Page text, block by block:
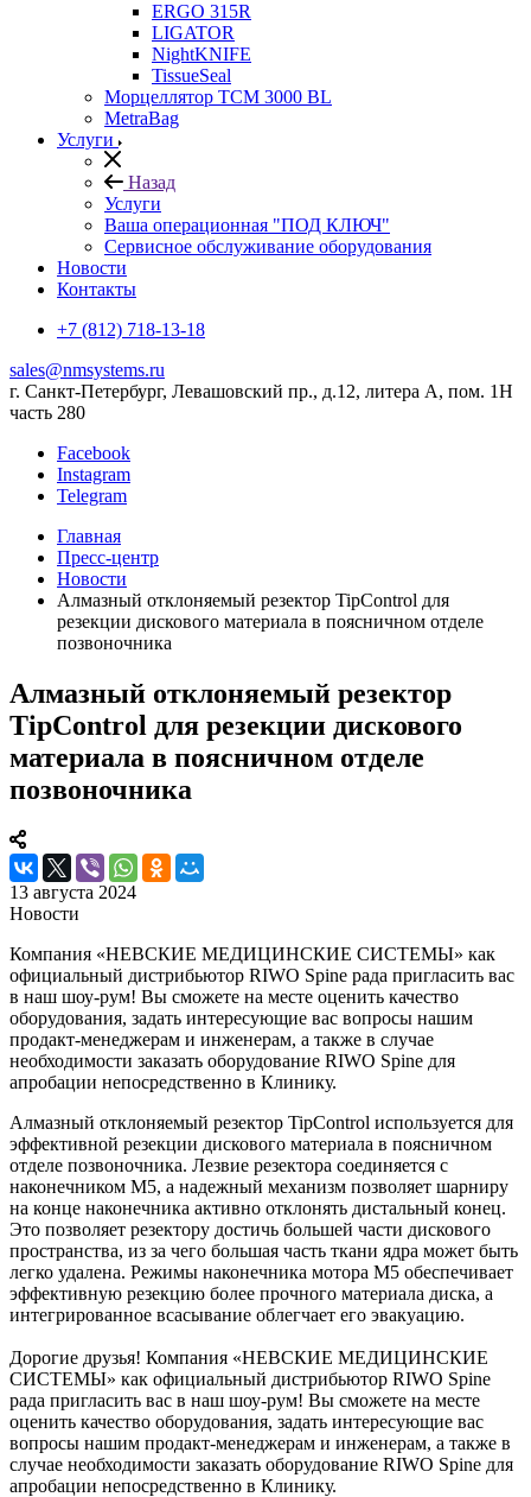
ERGO 315R
LIGATOR
NightKNIFE
TissueSeal
Морцеллятор ТСМ 3000 BL
MetraBag
Услуги
Назад
Услуги
Ваша операционная "ПОД КЛЮЧ"
Сервисное обслуживание оборудования
Новости
Контакты
+7 (812) 718-13-18
sales@nmsystems.ru
г. Санкт-Петербург, Левашовский пр., д.12, литера А, пом. 1Н
часть 280
Facebook
Instagram
Telegram
Главная
Пресс-центр
Новости
Алмазный отклоняемый резектор TipControl для
резекции дискового материала в поясничном отделе
позвоночника
Алмазный отклоняемый резектор
TipControl для резекции дискового
материала в поясничном отделе
позвоночника
13 августа 2024
Новости
Компания «НЕВСКИЕ МЕДИЦИНСКИЕ СИСТЕМЫ» как
официальный дистрибьютор RIWO Spine рада пригласить вас
в наш шоу-рум! Вы сможете на месте оценить качество
оборудования, задать интересующие вас вопросы нашим
продакт-менеджерам и инженерам, а также в случае
необходимости заказать оборудование RIWO Spine для
апробации непосредственно в Клинику.
Алмазный отклоняемый резектор TipControl используется для
эффективной резекции дискового материала в поясничном
отделе позвоночника. Лезвие резектора соединяется с
наконечником M5, а надежный механизм позволяет шарниру
на конце наконечника активно отклонять дистальный конец.
Это позволяет резектору достичь большей части дискового
пространства, из за чего большая часть ткани ядра может быть
легко удалена. Режимы наконечника мотора M5 обеспечивает
эффективную резекцию более прочного материала диска, а
интегрированное всасывание облегчает его эвакуацию.
Дорогие друзья! Компания «НЕВСКИЕ МЕДИЦИНСКИЕ
СИСТЕМЫ» как официальный дистрибьютор RIWO Spine
рада пригласить вас в наш шоу-рум! Вы сможете на месте
оценить качество оборудования, задать интересующие вас
вопросы нашим продакт-менеджерам и инженерам, а также в
случае необходимости заказать оборудование RIWO Spine для
апробации непосредственно в Клинику.